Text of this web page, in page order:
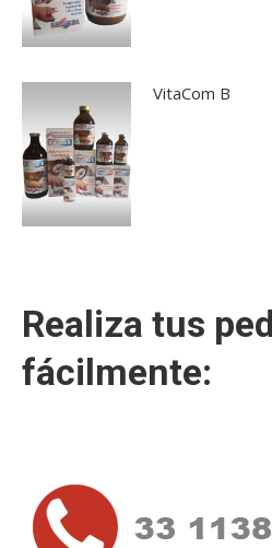
VitaCom B
Realiza tus
fácilmente: